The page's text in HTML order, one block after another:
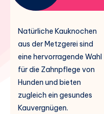
Natürliche Kauknochen
aus der Metzgerei sind
eine hervorragende Wahl
für die Zahnpflege von
Hunden und bieten
zugleich ein gesundes
Kauvergnügen.